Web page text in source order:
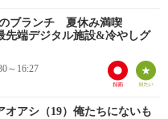
ブランチ 夏休み満喫
先端デジタル施設&冷やしグ
～16:27
アシ（19）俺たちにないも